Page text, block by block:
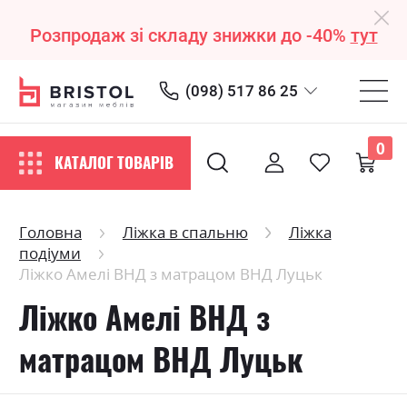
Розпродаж зі складу знижки до -40% тут
(098) 517 86 25
КАТАЛОГ ТОВАРІВ
0
Головна Ліжка в спальню
Ліжка
подіуми
Ліжко Амелі ВНД з матрацом ВНД Луцьк
Ліжко Амелі ВНД з
матрацом ВНД Луцьк